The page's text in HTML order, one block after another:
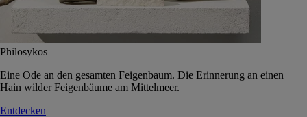
Philosykos
Eine Ode an den gesamten Feigenbaum. Die Erinnerung an einen
Hain wilder Feigenbäume am Mittelmeer.
Entdecken